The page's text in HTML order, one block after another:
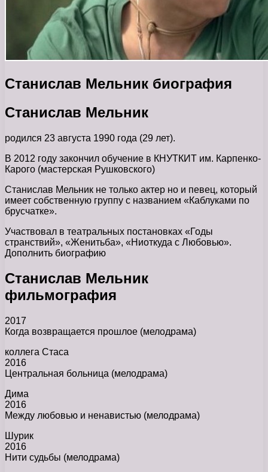
Станислав Мельник биография
Станислав Мельник
родился 23 августа 1990 года (29 лет).
В 2012 году закончил обучение в КНУТКИТ им. Карпенко-
Карого (мастерская Рушковского)
Станислав Мельник не только актер но и певец, который
имеет собственную группу с названием «Каблуками по
брусчатке».
Участвовал в театральных постановках «Годы
странствий», «Женитьба», «Ниоткуда с Любовью».
Дополнить биографию
Станислав Мельник
фильмография
2017
Когда возвращается прошлое (мелодрама)
коллега Стаса
2016
Центральная больница (мелодрама)
Дима
2016
Между любовью и ненавистью (мелодрама)
Шурик
2016
Нити судьбы (мелодрама)